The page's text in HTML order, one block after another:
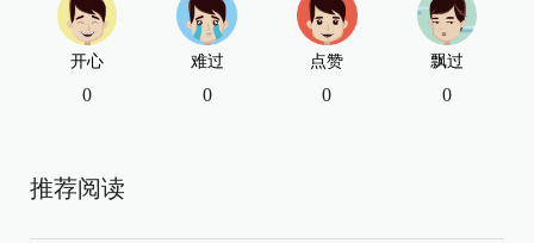
开心
0
难过
0
点赞
0
飘过
0
推荐阅读